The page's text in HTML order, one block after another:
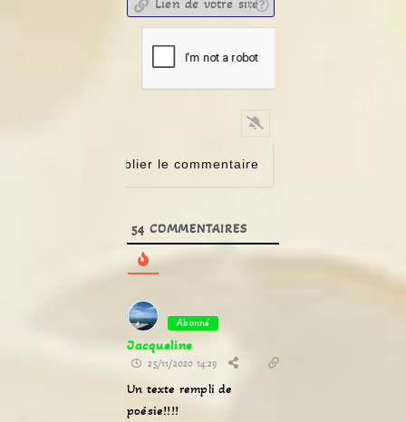
54 COMMENTAIRES
Abonné
Jacqueline
25/11/2020 14:29
Un texte rempli de
poésie!!!!